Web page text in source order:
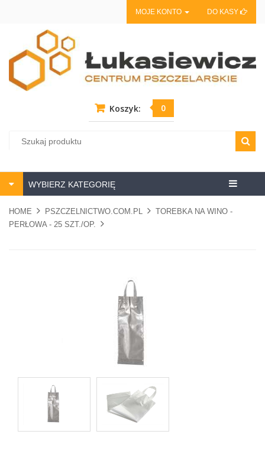
MOJE KONTO DO KASY
Koszyk: 0
Centrum
WYBIERZ KATEGORIĘ
HOME PSZCZELNICTWO.COM.PL
TOREBKA NA WINO -
PERŁOWA - 25 SZT./OP.